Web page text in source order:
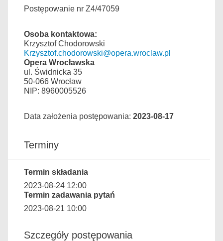
Postępowanie nr Z4/47059
Osoba kontaktowa:
Krzysztof Chodorowski
Krzysztof.chodorowski@opera.wroclaw.pl
Opera Wrocławska
ul. Świdnicka 35
50-066 Wrocław
NIP: 8960005526
Data założenia postępowania: 2023-08-17
Terminy
Termin składania
2023-08-24 12:00
Termin zadawania pytań
2023-08-21 10:00
Szczegóły postępowania